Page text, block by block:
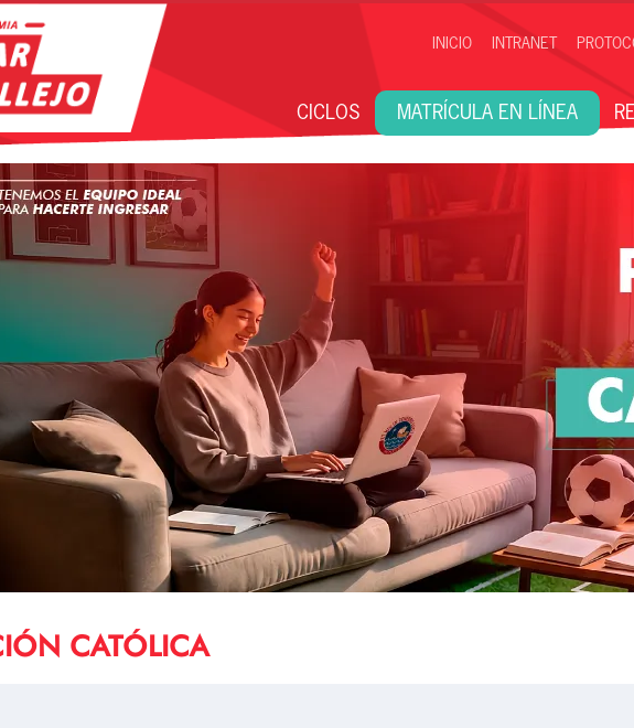
INICIO INTRANET
CICLOS MATRÍCULA EN LÍNEA
CATÓLICA